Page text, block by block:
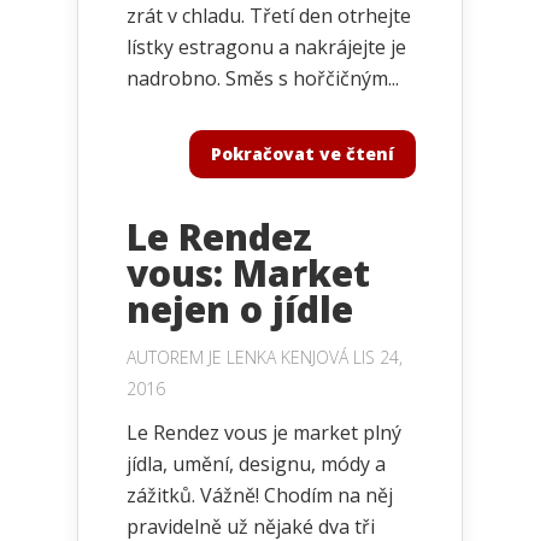
zrát v chladu. Třetí den otrhejte
lístky estragonu a nakrájejte je
nadrobno. Směs s hořčičným...
Pokračovat ve čtení
Le Rendez
vous: Market
nejen o jídle
AUTOREM JE LENKA KENJOVÁLIS 24,
2016
Le Rendez vous je market plný
jídla, umění, designu, módy a
zážitků. Vážně! Chodím na něj
pravidelně už nějaké dva tři